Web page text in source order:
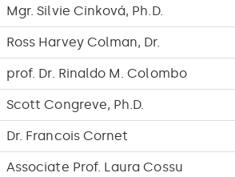
Mgr. Silvie Cinková, Ph.D.
Ross Harvey Colman, Dr.
prof. Dr. Rinaldo M. Colombo
Scott Congreve, Ph.D.
Dr. Francois Cornet
Associate Prof. Laura Cossu